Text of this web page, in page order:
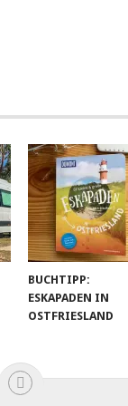
BUCHTIPP:
ESKAPADEN IN
OSTFRIESLAND